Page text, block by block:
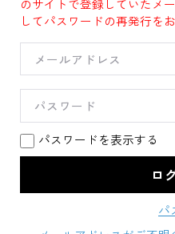
のサイトで登録していたメ
してパスワードの再発行を
パスワードを表示する
パ